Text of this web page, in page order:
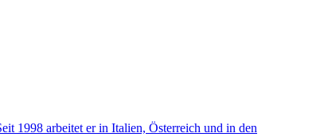
1998 arbeitet er in Italien, Österreich und in den